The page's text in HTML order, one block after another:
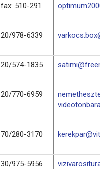
fax: 510-291
20/978-6339
20/574-1835
20/770-6959
70/280-3170
30/975-5956